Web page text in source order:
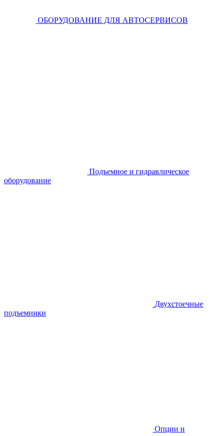
ОБОРУДОВАНИЕ ДЛЯ АВТОСЕРВИСОВ
Подъемное и гидравлическое
оборудование
Двухстоечные
подъемники
Опции и